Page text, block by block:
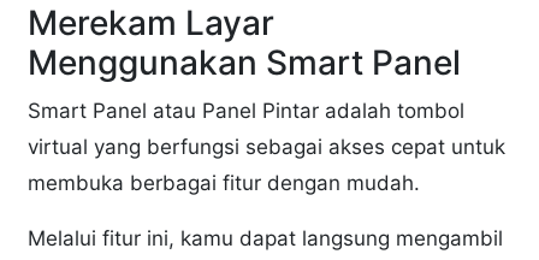
Merekam Layar
Menggunakan Smart Panel
Smart Panel atau Panel Pintar adalah tombol
virtual yang berfungsi sebagai akses cepat untuk
membuka berbagai fitur dengan mudah.
Melalui fitur ini, kamu dapat langsung mengambil